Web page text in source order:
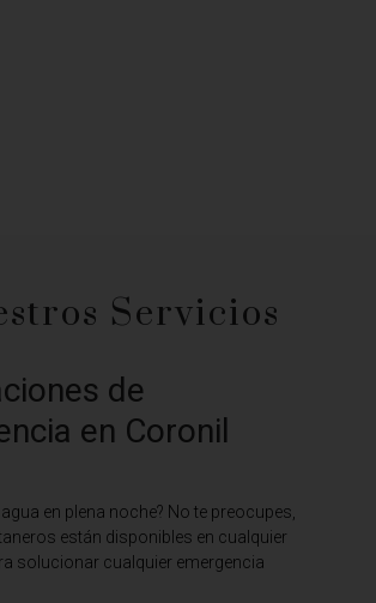
Servicios
de
en Coronil
en plena noche? No te preocupes,
están disponibles en cualquier
solucionar cualquier emergencia